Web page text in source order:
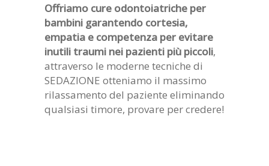
Offriamo cure odontoiatriche per
bambini garantendo cortesia,
empatia e competenza per evitare
inutili traumi nei pazienti più piccoli,
attraverso le moderne tecniche di
SEDAZIONE otteniamo il massimo
rilassamento del paziente eliminando
qualsiasi timore, provare per credere!